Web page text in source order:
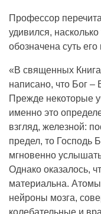
Профессор
удивился,
обозначена суть
«В священных
написано, что Бог
Прежде некоторые
именно это
взгляд, железной:
предел, то Господь
мгновенно
Однако оказалось,
материальна. Атомы
нейроны мозга,
колебательные и